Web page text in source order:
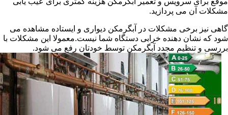
مشکلات آن می پردازید.
گاهی نیز برخی مشکلات در آبگرمکن دیواری و ایستاده مشاهده می
شود که نشان دهنده خرابی دستگاه شما نیست.معمولا این مشکلات با
بررسی و تنظیم مجدد آبگرمکن توسط خودتان رفع می شود.